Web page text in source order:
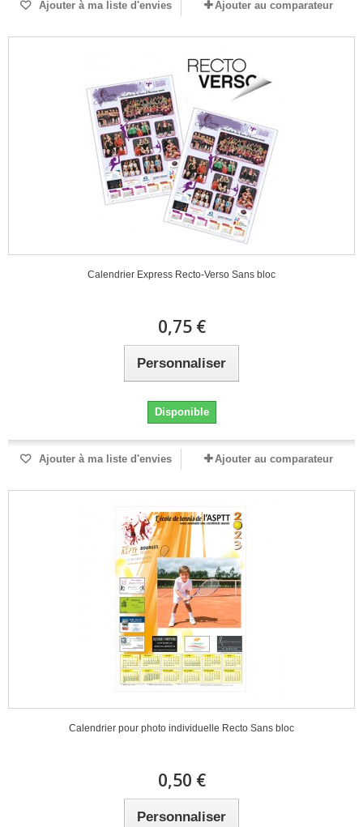
Ajouter à ma liste d'envies Ajouter au comparateur
Calendrier Express Recto-Verso Sans bloc
0,75 €
Personnaliser
Disponible
Ajouter à ma liste d'envies Ajouter au comparateur
Calendrier pour photo individuelle Recto Sans bloc
0,50 €
Personnaliser